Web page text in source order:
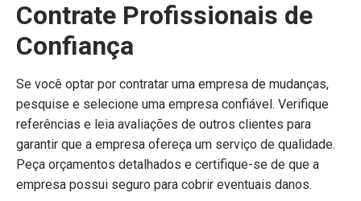
Contrate Profissionais de
Confiança
Se você optar por contratar uma empresa de mudanças,
pesquise e selecione uma empresa confiável. Verifique
referências e leia avaliações de outros clientes para
garantir que a empresa ofereça um serviço de qualidade.
Peça orçamentos detalhados e certifique-se de que a
empresa possui seguro para cobrir eventuais danos.